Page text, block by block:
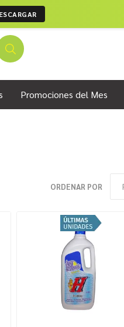
Promociones del Mes
ORDENAR POR